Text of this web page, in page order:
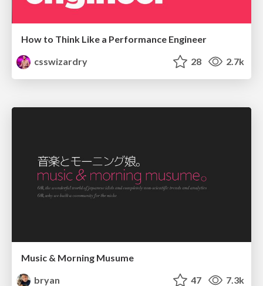
How to Think Like a Performance Engineer
csswizardry
28 2.7k
Music & Morning Musume
bryan
47 7.3k